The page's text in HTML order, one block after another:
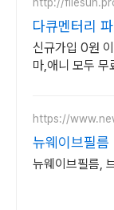
다큐멘터리
시간 보기!
신규가입 0원
마,애니 모두
https://
뉴웨이브필름
뉴웨이브필름,